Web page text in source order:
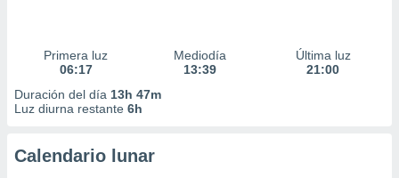
Primera luz
06:17
Mediodía
13:39
Última luz
21:00
Duración del día 13h 47m
Luz diurna restante 6h
Calendario lunar